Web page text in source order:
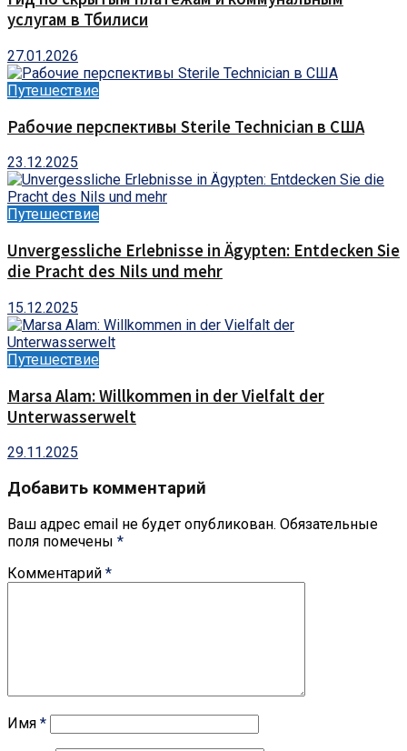
услугам в Тбилиси
27.01.2026
Путешествие
Рабочие перспективы Sterile Technician в США
23.12.2025
Путешествие
Unvergessliche Erlebnisse in Ägypten: Entdecken Sie
die Pracht des Nils und mehr
15.12.2025
Путешествие
Marsa Alam: Willkommen in der Vielfalt der
Unterwasserwelt
29.11.2025
Добавить комментарий
Ваш адрес email не будет опубликован. Обязательные
поля помечены *
Комментарий *
Имя *